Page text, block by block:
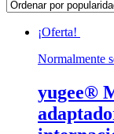
¡Oferta!
Normalmente
yugee®